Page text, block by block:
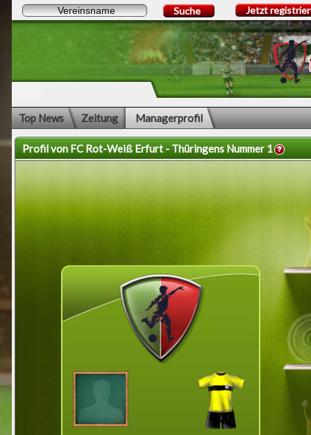
Suche Jetzt
Top News Zeitung Managerprofil
Profil von FC Rot-Weiß Erfurt - Thüringens Nummer 1